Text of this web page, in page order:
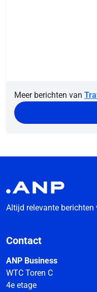
Meer berichten van
Altijd relevante
Contact
ANP Business
WTC Toren C
4e etage